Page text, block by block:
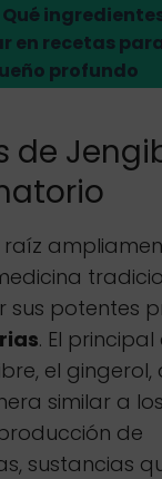
Qué
en recetas
profundo
de
raíz
sus potentes
. El
el
similar a
de
sustancias